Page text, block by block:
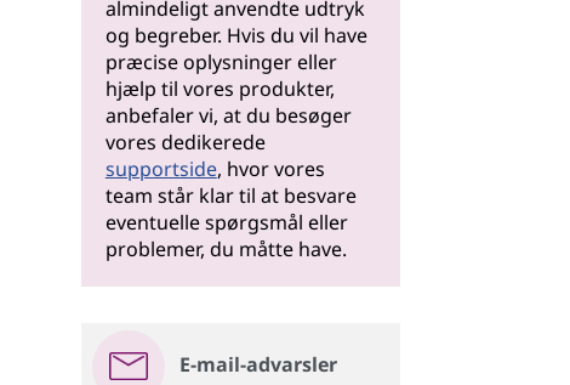
almindeligt anvendte udtryk
og begreber. Hvis du vil have
præcise oplysninger eller
hjælp til vores produkter,
anbefaler vi, at du besøger
vores dedikerede
supportside, hvor vores
team står klar til at besvare
eventuelle spørgsmål eller
problemer, du måtte have.
E-mail-advarsler